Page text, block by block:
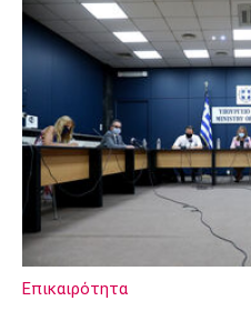
Επικαιρότητα